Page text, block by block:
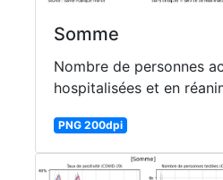
Somme
Nombre de personnes
hospitalisées et en
PNG 200dpi